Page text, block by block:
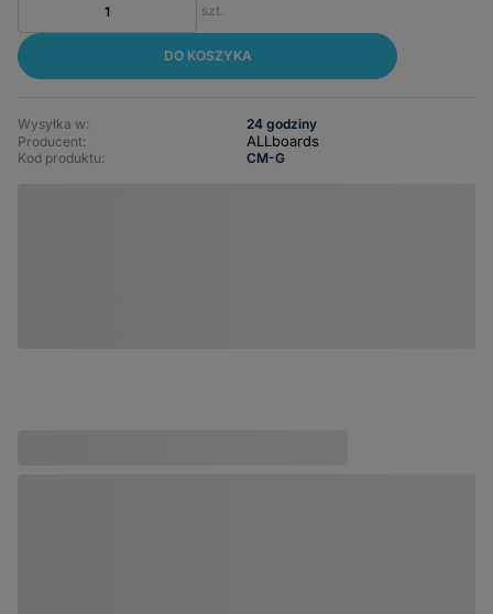
szt.
DO KOSZYKA
Wysyłka w:
24 godziny
Producent:
ALLboards
Kod produktu: CM-G